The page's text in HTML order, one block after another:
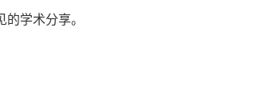
学术分享。